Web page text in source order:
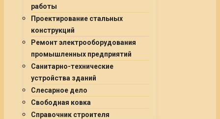
работы
Проектирование стальных
конструкций
Ремонт электрооборудования
промышленных предприятий
Санитарно-технические
устройства зданий
Слесарное дело
Свободная ковка
Справочник строителя